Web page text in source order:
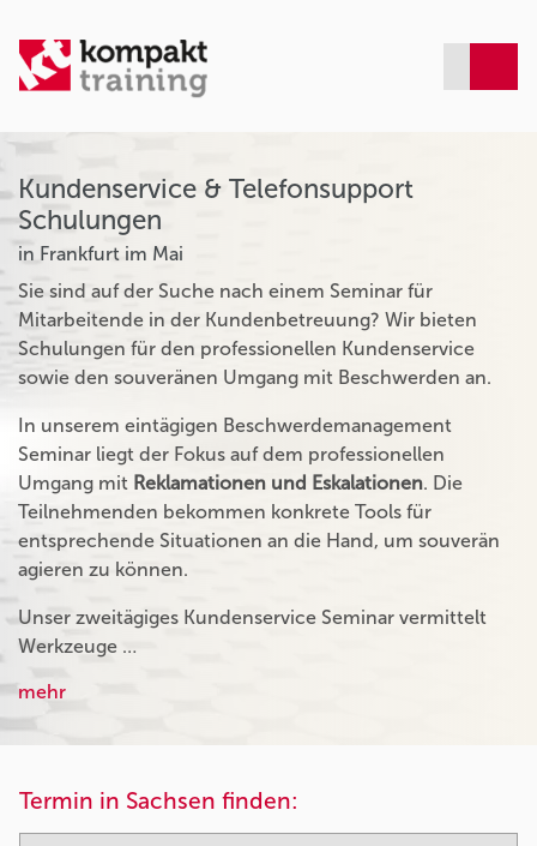
Kundenservice & Telefonsupport
Schulungen
in Frankfurt im Mai
Sie sind auf der Suche nach einem Seminar für
Mitarbeitende in der Kundenbetreuung? Wir bieten
Schulungen für den professionellen Kundenservice
sowie den souveränen Umgang mit Beschwerden an.
In unserem eintägigen Beschwerdemanagement
Seminar liegt der Fokus auf dem professionellen
Umgang mit Reklamationen und Eskalationen. Die
Teilnehmenden bekommen konkrete Tools für
entsprechende Situationen an die Hand, um souverän
agieren zu können.
Unser zweitägiges Kundenservice Seminar vermittelt
Werkzeuge …
mehr
Termin in Sachsen finden: